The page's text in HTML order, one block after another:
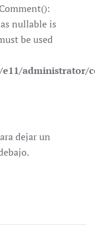
nullable is
be used
e11/
dejar un